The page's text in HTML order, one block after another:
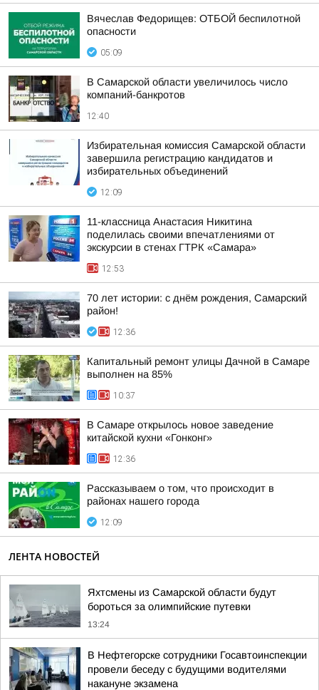
Вячеслав Федорищев: ОТБОЙ беспилотной
опасности
05:09
В Самарской области увеличилось число
компаний-банкротов
12:40
Избирательная комиссия Самарской области
завершила регистрацию кандидатов и
избирательных объединений
12:09
11-классница Анастасия Никитина
поделилась своими впечатлениями от
экскурсии в стенах ГТРК «Самара»
12:53
70 лет истории: с днём рождения, Самарский
район!
12:36
Капитальный ремонт улицы Дачной в Самаре
выполнен на 85%
10:37
В Самаре открылось новое заведение
китайской кухни «Гонконг»
12:36
Рассказываем о том, что происходит в
районах нашего города
12:09
ЛЕНТА НОВОСТЕЙ
Яхтсмены из Самарской области будут
бороться за олимпийские путевки
13:24
В Нефтегорске сотрудники Госавтоинспекции
провели беседу с будущими водителями
накануне экзамена